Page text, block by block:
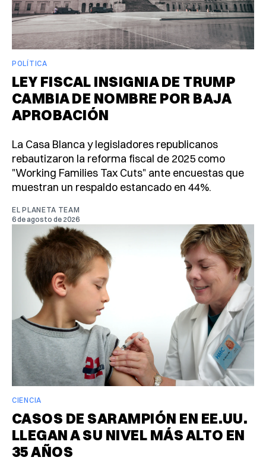
POLÍTICA
LEY FISCAL INSIGNIA DE TRUMP
CAMBIA DE NOMBRE POR BAJA
APROBACIÓN
La Casa Blanca y legisladores republicanos
rebautizaron la reforma fiscal de 2025 como
"Working Families Tax Cuts" ante encuestas que
muestran un respaldo estancado en 44%.
EL PLANETA TEAM
6 de agosto de 2026
CIENCIA
CASOS DE SARAMPIÓN EN EE.UU.
LLEGAN A SU NIVEL MÁS ALTO EN
35 AÑOS